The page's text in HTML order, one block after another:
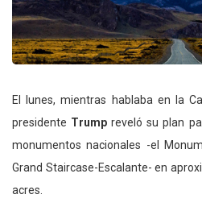
El lunes, mientras hablaba en la
presidente Trump reveló su plan
monumentos nacionales -el
Grand Staircase-Escalante- en
acres.